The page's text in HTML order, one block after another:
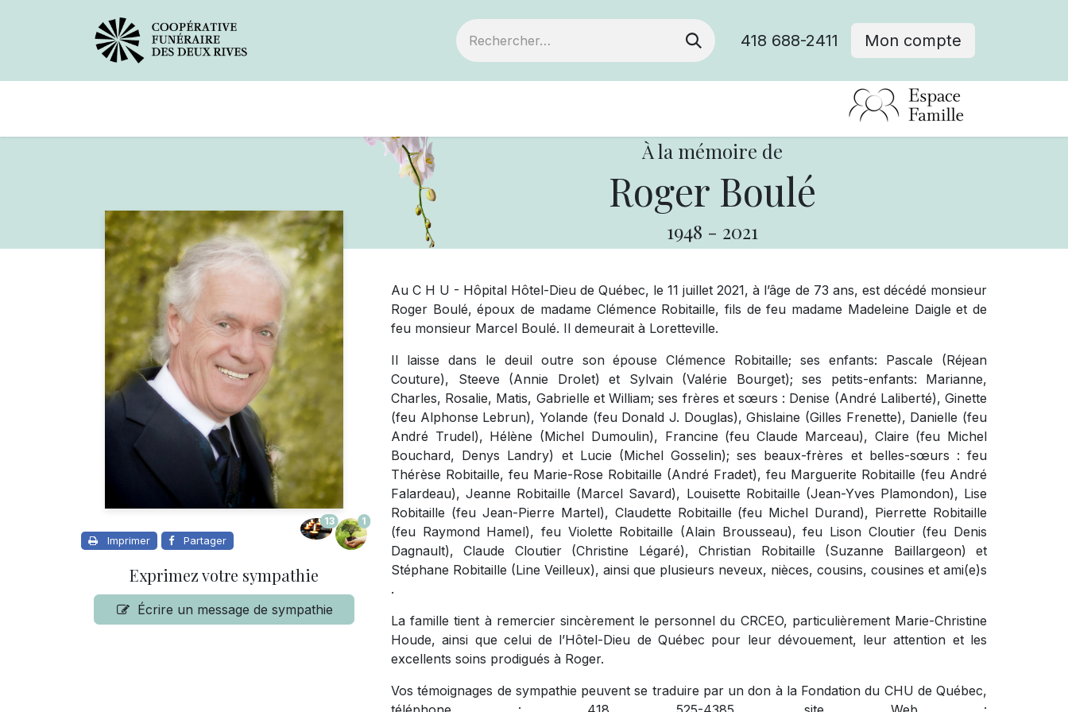
418 688-2411 Mon compte
À la mémoire de
Roger Boulé
1948 - 2021
Imprimer Partager
13 1
Exprimez votre sympathie
Écrire un message de sympathie
Au C H U - Hôpital Hôtel-Dieu de Québec, le 11 juillet 2021, à l’âge de 73 ans, est décédé monsieur
Roger Boulé, époux de madame Clémence Robitaille, fils de feu madame Madeleine Daigle et de
feu monsieur Marcel Boulé. Il demeurait à Loretteville.
Il laisse dans le deuil outre son épouse Clémence Robitaille; ses enfants: Pascale (Réjean
Couture), Steeve (Annie Drolet) et Sylvain (Valérie Bourget); ses petits-enfants: Marianne,
Charles, Rosalie, Matis, Gabrielle et William; ses frères et sœurs : Denise (André Laliberté), Ginette
(feu Alphonse Lebrun), Yolande (feu Donald J. Douglas), Ghislaine (Gilles Frenette), Danielle (feu
André Trudel), Hélène (Michel Dumoulin), Francine (feu Claude Marceau), Claire (feu Michel
Bouchard, Denys Landry) et Lucie (Michel Gosselin); ses beaux-frères et belles-sœurs : feu
Thérèse Robitaille, feu Marie-Rose Robitaille (André Fradet), feu Marguerite Robitaille (feu André
Falardeau), Jeanne Robitaille (Marcel Savard), Louisette Robitaille (Jean-Yves Plamondon), Lise
Robitaille (feu Jean-Pierre Martel), Claudette Robitaille (feu Michel Durand), Pierrette Robitaille
(feu Raymond Hamel), feu Violette Robitaille (Alain Brousseau), feu Lison Cloutier (feu Denis
Dagnault), Claude Cloutier (Christine Légaré), Christian Robitaille (Suzanne Baillargeon) et
Stéphane Robitaille (Line Veilleux), ainsi que plusieurs neveux, nièces, cousins, cousines et ami(e)s
.
La famille tient à remercier sincèrement le personnel du CRCEO, particulièrement Marie-Christine
Houde, ainsi que celui de l’Hôtel-Dieu de Québec pour leur dévouement, leur attention et les
excellents soins prodigués à Roger.
Vos témoignages de sympathie peuvent se traduire par un don à la Fondation du CHU de Québec,